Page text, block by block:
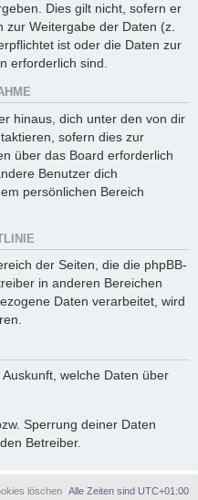
Dies gilt nicht, sofern er
Weitergabe der Daten (z.
ist oder die Daten zur
erforderlich sind.
hinaus, dich unter den von dir
sofern dies zur
über das Board erforderlich
Benutzer dich
persönlichen Bereich
der Seiten, die die phpBB-
in anderen Bereichen
Daten verarbeitet, wird
welche Daten über
Sperrung deiner Daten
Betreiber.
Alle Zeiten sind UTC+01:00
löschen